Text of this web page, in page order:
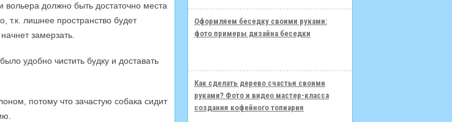
вольера должно быть достаточно места
т.к. лишнее пространство будет
замерзать.
удобно чистить будку и доставать
потому что зачастую собака сидит
Оформляем беседку своими руками:
фото примеры дизайна беседки
Как сделать дерево счастья своими
руками? Фото и видео мастер-класса
создания кофейного топиария